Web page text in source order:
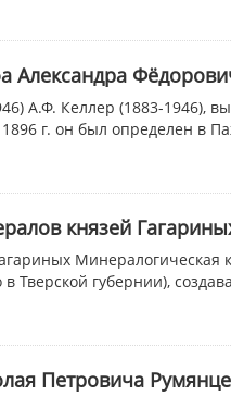
Александра
А.Ф. Келлер (1883-1946),
г. он был определен в
князей
Минералогическая
Тверской губернии),
Петровича